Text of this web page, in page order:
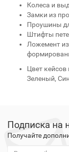
Колеса и
Замки из
Проушины
Штифты
Ложемент
Цвет
Зеленый,
Подписка на
Получайте